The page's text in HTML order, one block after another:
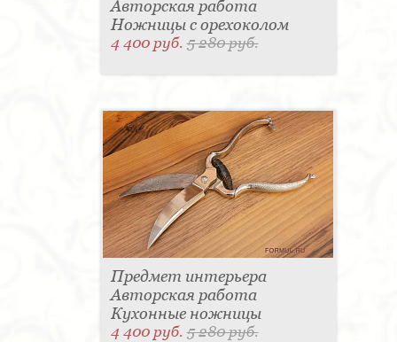
Авторская работа
Ножницы с орехоколом
4 400 руб.5 280 руб.
Предмет интерьера
Авторская работа
Кухонные ножницы
4 400 руб.5 280 руб.